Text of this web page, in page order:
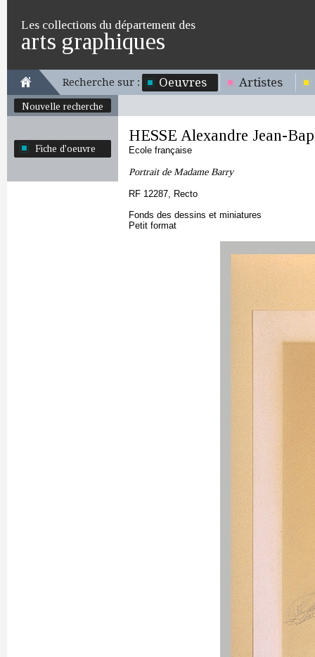
Les collections du département des
arts graphiques
Recherche sur : Oeuvres Artistes
Nouvelle recherche
Fiche d'oeuvre
HESSE Alexandre Jean-
Ecole française
Portrait de Madame Barry
RF 12287, Recto
Fonds des dessins et miniatures
Petit format